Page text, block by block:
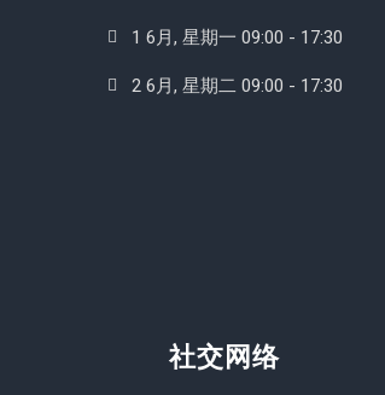
1 6月, 星期一 09:00 - 17:30
2 6月, 星期二 09:00 - 17:30
社交网络